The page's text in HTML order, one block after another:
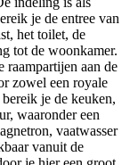
je de entree van
het toilet, de
tot de woonkamer.
aan de
zowel een royale
je de keuken,
waaronder een
vaatwasser
vanuit de